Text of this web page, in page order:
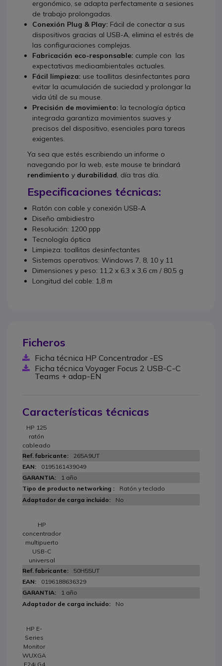
ergonómico, se adapta perfectamente a sesiones
de trabajo prolongadas.
Conexión Plug & Play: Fácil de conectar a sus
dispositivos gracias al USB-A, elimina el estrés de
las configuraciones complejas.
Fabricación eco-responsable: cumple con las
expectativas medioambientales actuales.
Fácil limpieza: use toallitas desinfectantes para
evitar la acumulación de suciedad y prolongar la
vida útil de su mouse.
Precisión de movimiento: la tecnología óptica
integrada garantiza movimientos suaves y
precisos del dispositivo, esenciales para tareas
exigentes.
Ya sea que estés escribiendo un informe o
navegando por la web, este mouse te brindará
rendimiento y durabilidad, día tras día.
Especificaciones técnicas:
Ratón con cable y conexión USB-A
Diseño ambidiestro
Resolución: 1200 ppp
Tecnología óptica
Limpieza: toallitas desinfectantes
Sistemas operativos: Windows 7, 8, 10 y 11
Dimensiones y peso: 11,2 x 6,3 x 3,6 cm / 80,5 g
Longitud del cable: 1,8 m
Ficheros
Ficha técnica HP Concentrador -ES
Ficha técnica Voyager Focus 2 USB-C-C
Teams + adap-EN
Características técnicas
HP 125
ratón
cableado
265A9UT
0195161439049
1 año
Ratón y teclado
No
HP
concentrador
multipuerto
USB-C
universal
50H55UT
0196188636329
1 año
No
HP E-
Series
Monitor
WUXGA
E24i G4